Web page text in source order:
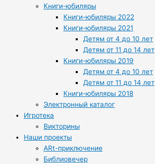
Книги-юбиляры
Книги-юбиляры 2022
Книги-юбиляры 2021
Детям от 4 до 10 лет
Детям от 11 до 14 лет
Книги-юбиляры 2019
Детям от 4 до 10 лет
Детям от 11 до 14 лет
Книги-юбиляры 2018
Электронный каталог
Игротека
Викторины
Наши проекты
ARt-приключение
Библиовечер